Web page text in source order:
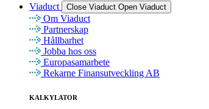
Viaduct
Close Viaduct Open Viaduct
Om Viaduct
Partnerskap
Hållbarhet
Jobba hos oss
Europasamarbete
Rekarne Finansutveckling AB
KALKYLATOR